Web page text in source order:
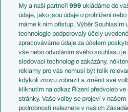
Témata
Představení týmů MS
EuroSkauting
PL v kostce
Evropské koeficienty
Přestupy
Přestupové spekulace
Zranění
Kluby
Arsenal FC
Itálie
My a naši partneři999 ukládáme do
údaje, jako jsou údaje o prohlížení
máme k nim přístup. Výběr Souhlasím
technologie podporovaly účely
zpracováváme údaje za účelem
vše nebo odvoláním svého souhlasu
sledovací technologie zakázány,
reklamy pro vás nemusí být tolik
kdykoli znovu zobrazit a změnit své
kliknutím na odkaz Řízení předvoleb
stránky. Vaše volby se projeví v
podrobnosti naleznete v našich